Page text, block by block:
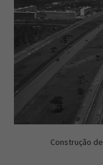
Construção